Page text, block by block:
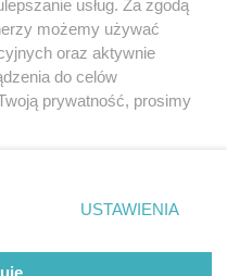
korzystania z portali
Skontakuj sięz nami
Kontakt
Wydawca
Pogoda
usług. Za zgodą
możemy używać
oraz aktywnie
do celów
prywatność, prosimy
dolnym rogu strony
danych nie wymagają
sprzeciwić się
będą miały
USTAWIENIA